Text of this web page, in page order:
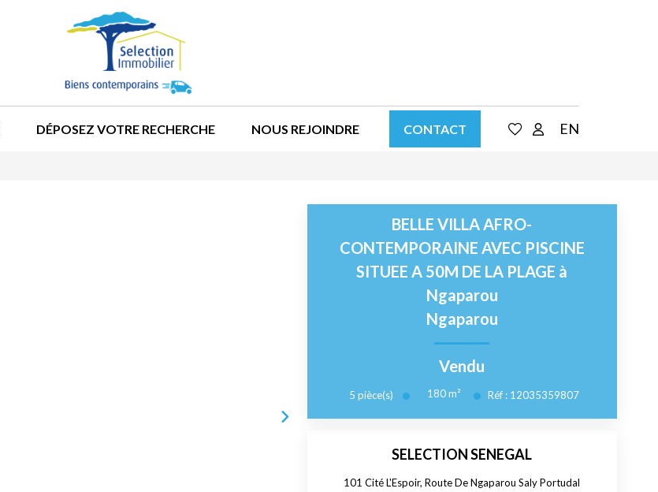
DÉPOSEZ VOTRE RECHERCHE NOUS REJOINDRE CONTACT EN
BELLE VILLA AFRO-
CONTEMPORAINE AVEC PISCINE
SITUEE A 50M DE LA PLAGE à
Ngaparou
Ngaparou
Vendu
5pièce(s) 180m² Réf : 12035359807
SELECTION SENEGAL
101 Cité L'Espoir, Route De Ngaparou Saly Portudal